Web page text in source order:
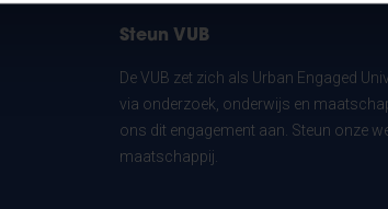
Steun VUB
De VUB zet zich als Urban Engaged
via onderzoek, onderwijs en
ons dit engagement aan. Steun onze
maatschappij.